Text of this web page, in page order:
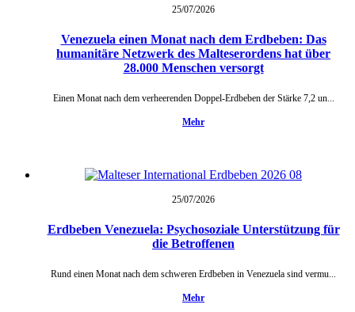
25/07/2026
Venezuela einen Monat nach dem Erdbeben: Das
humanitäre Netzwerk des Malteserordens hat über
28.000 Menschen versorgt
Einen Monat nach dem verheerenden Doppel-Erdbeben der Stärke 7,2 un...
Mehr
25/07/2026
Erdbeben Venezuela: Psychosoziale Unterstützung für
die Betroffenen
Rund einen Monat nach dem schweren Erdbeben in Venezuela sind vermu...
Mehr